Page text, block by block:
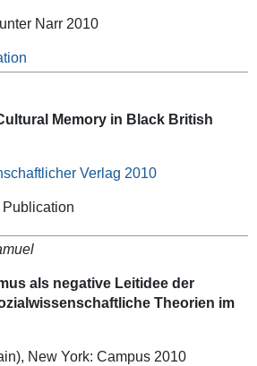
Narr 2010
Memory in Black British
Verlag 2010
Publication
als negative Leitidee der
Theorien im
New York: Campus 2010